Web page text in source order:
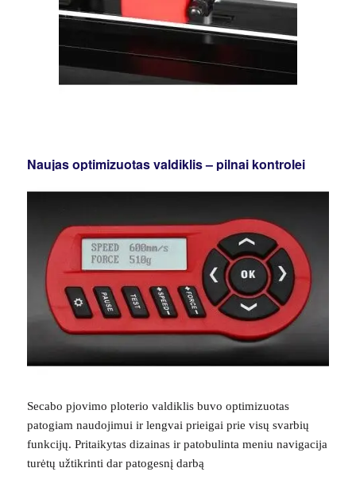
Naujas optimizuotas valdiklis – pilnai kontrolei
Secabo pjovimo ploterio valdiklis buvo optimizuotas
patogiam naudojimui ir lengvai prieigai prie visų svarbių
funkcijų. Pritaikytas dizainas ir patobulinta meniu navigacija
turėtų užtikrinti dar patogesnį darbą